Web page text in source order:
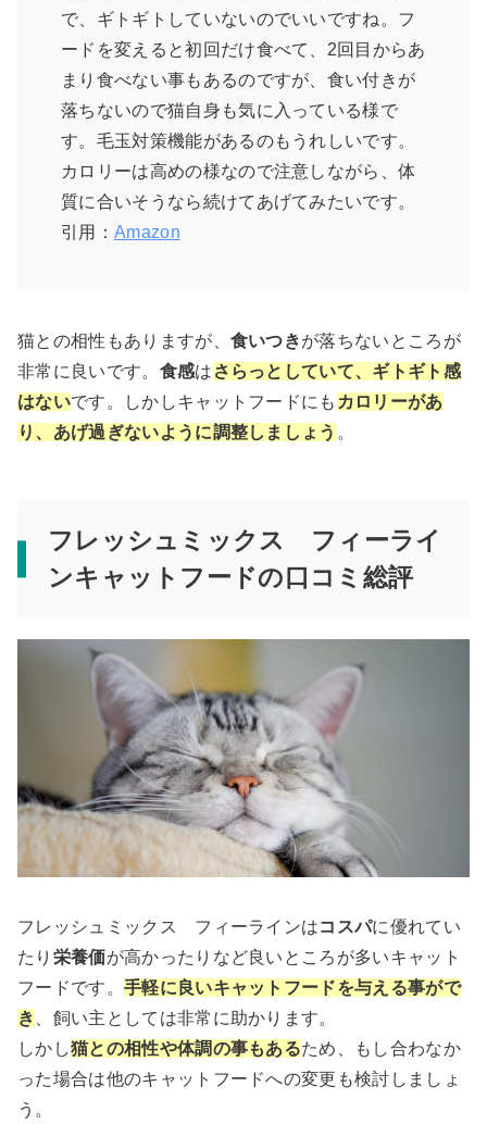
で、ギトギトしていないのでいいですね。フ
ードを変えると初回だけ食べて、2回目からあ
まり食べない事もあるのですが、食い付きが
落ちないので猫自身も気に入っている様で
す。毛玉対策機能があるのもうれしいです。
カロリーは高めの様なので注意しながら、体
質に合いそうなら続けてあげてみたいです。
引用： Amazon
猫との相性もありますが、 食いつきが落ちないところが
非常に良いです。 食感は さらっとしていて、ギトギト感
はないです。しかしキャットフードにも カロリーがあ
り、あげ過ぎないように調整しましょう 。
フレッシュミックス フィーライ
ンキャットフードの口コミ総評
フレッシュミックス フィーラインはコスパに優れてい
たり 栄養価が高かったりなど良いところが多いキャット
フードです。 手軽に良いキャットフードを与える事がで
き
、飼い主としては非常に助かります。
しかし猫との相性や体調の事もあるため、もし合わなか
った場合は他のキャットフードへの変更も検討しましょ
う。